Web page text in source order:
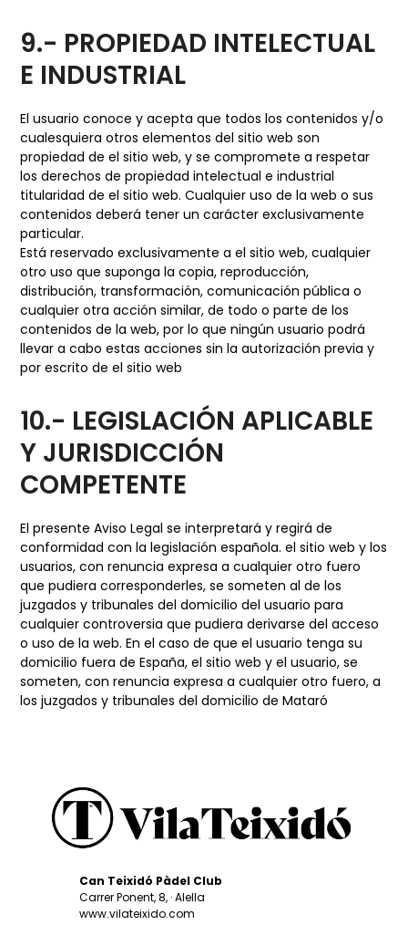
9.- PROPIEDAD INTELECTUAL
E INDUSTRIAL
El usuario conoce y acepta que todos los contenidos y/o
cualesquiera otros elementos del sitio web son
propiedad de el sitio web, y se compromete a respetar
los derechos de propiedad intelectual e industrial
titularidad de el sitio web. Cualquier uso de la web o sus
contenidos deberá tener un carácter exclusivamente
particular.
Está reservado exclusivamente a el sitio web, cualquier
otro uso que suponga la copia, reproducción,
distribución, transformación, comunicación pública o
cualquier otra acción similar, de todo o parte de los
contenidos de la web, por lo que ningún usuario podrá
llevar a cabo estas acciones sin la autorización previa y
por escrito de el sitio web
10.- LEGISLACIÓN APLICABLE
Y JURISDICCIÓN
COMPETENTE
El presente Aviso Legal se interpretará y regirá de
conformidad con la legislación española. el sitio web y los
usuarios, con renuncia expresa a cualquier otro fuero
que pudiera corresponderles, se someten al de los
juzgados y tribunales del domicilio del usuario para
cualquier controversia que pudiera derivarse del acceso
o uso de la web. En el caso de que el usuario tenga su
domicilio fuera de España, el sitio web y el usuario, se
someten, con renuncia expresa a cualquier otro fuero, a
los juzgados y tribunales del domicilio de Mataró
Can Teixidó Pàdel Club
Carrer Ponent, 8, · Alella
www.vilateixido.com